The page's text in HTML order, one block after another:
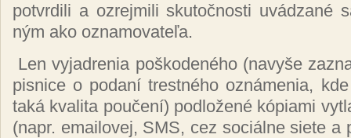
potvr­di­li a oz­rej­mi­li sku­toč­nos­ti uvá­dza­né
ným ako ozna­mo­va­te­ľa.
Len vy­jad­re­nia poš­ko­de­né­ho (na­vy­še
pis­ni­ce o po­da­ní tres­tné­ho ozná­me­nia,
ta­ká kva­li­ta pou­če­ní) pod­lo­že­né kó­pia­mi
(napr. emai­lo­vej, SMS, cez so­ciál­ne sie­te a